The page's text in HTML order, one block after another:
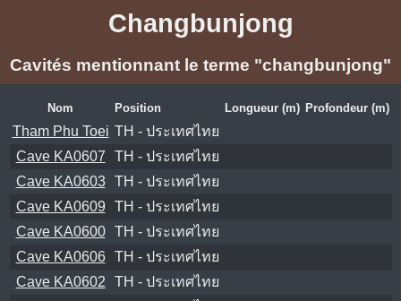
Changbunjong
Cavités mentionnant le terme "changbunjong"
Nom Position Longueur (m) Profondeur (m)
Tham Phu Toei TH - ประเทศไทย
Cave KA0607
TH - ประเทศไทย
Cave KA0603
TH - ประเทศไทย
Cave KA0609
TH - ประเทศไทย
Cave KA0600
TH - ประเทศไทย
Cave KA0606
TH - ประเทศไทย
Cave KA0602
TH - ประเทศไทย